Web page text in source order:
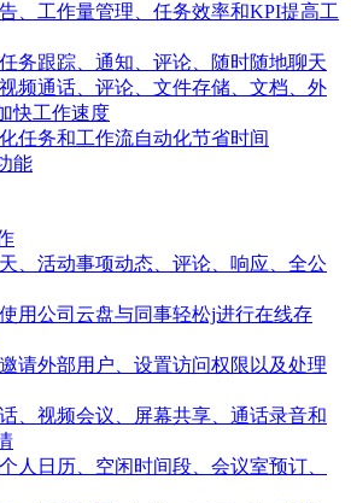
、工作量管理、任务效率和KPI提高工
务跟踪、通知、评论、随时随地聊天
频通话、评论、文件存储、文档、外
快工作速度
任务和工作流自动化节省时间
能
、活动事项动态、评论、响应、全公
使用公司云盘与同事轻松j进行在线存
请外部用户、设置访问权限以及处理
、视频会议、屏幕共享、通话录音和
人日历、空闲时间段、会议室预订、